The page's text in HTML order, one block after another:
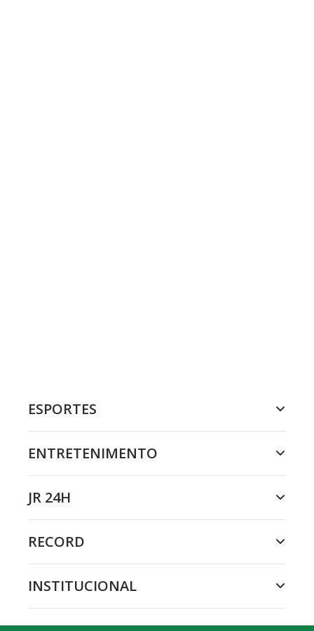
ESPORTES
ENTRETENIMENTO
JR 24H
RECORD
INSTITUCIONAL